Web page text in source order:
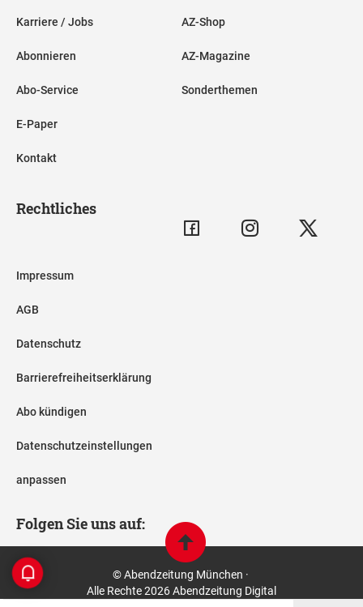
Karriere / Jobs
Abonnieren
Abo-Service
E-Paper
Kontakt
AZ-Shop
AZ-Magazine
Sonderthemen
Rechtliches
Impressum
AGB
Datenschutz
Barrierefreiheitserklärung
Abo kündigen
Datenschutzeinstellungen
anpassen
Folgen Sie uns auf:
© Abendzeitung München ·
Alle Rechte 2026 Abendzeitung Digital